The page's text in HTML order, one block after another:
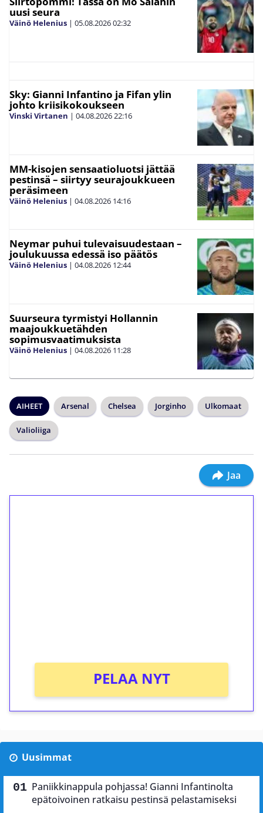
uusi seura
Väinö Helenius | 05.08.202602:32
Sky: Gianni Infantino ja Fifan ylin
johto kriisikokoukseen
Vinski Virtanen | 04.08.202622:16
MM-kisojen sensaatioluotsi jättää
pestinsä – siirtyy seurajoukkueen
peräsimeen
Väinö Helenius | 04.08.2026 14:16
Neymar puhui tulevaisuudestaan –
joulukuussa edessä iso päätös
Väinö Helenius | 04.08.2026 12:44
Suurseura tyrmistyi Hollannin
maajoukkuetähden
sopimusvaatimuksista
Väinö Helenius | 04.08.2026 11:28
AIHEET Arsenal Chelsea Jorginho Ulkomaat
Valioliiga
Jaa
PELAA NYT
Uusimmat
Paniikkinappula pohjassa! Gianni Infantinolta
epätoivoinen ratkaisu pestinsä pelastamiseksi